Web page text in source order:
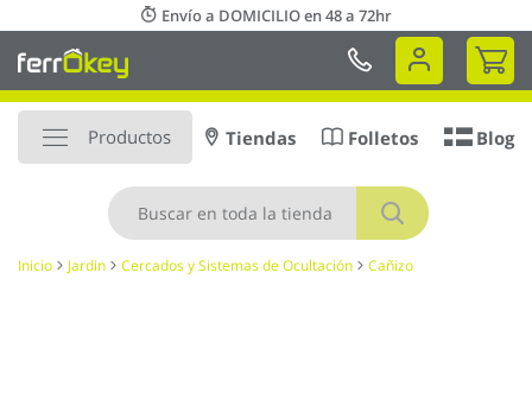
al
contenido
Envío a DOMICILIO en 48 a 72hr
Mi
Productos
Buscar
Tiendas Folletos Blog
Inicio Jardin Cercados y Sistemas de Ocultación Cañizo